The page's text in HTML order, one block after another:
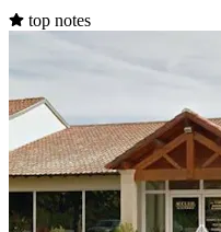
top notes